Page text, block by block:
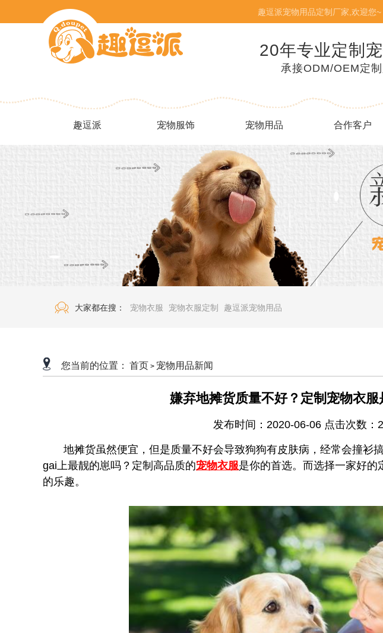
趣逗派宠物用品定制厂家,欢迎您~
20年专业定制
承接ODM/OEM定
趣逗派 宠物服饰 宠物用品 合作客户
大家都在搜： 宠物衣服 宠物衣服定制 趣逗派宠物用品
您当前的位置： 首页 > 宠物用品新闻
嫌弃地摊货质量不好？定制宠物衣服
发布时间：2020-06-06 点击次数：
地摊货虽然便宜，但是质量不好会导致狗狗有皮肤病，经常会撞衫
gai上最靓的崽吗？定制高品质的宠物衣服是你的首选。而选择一家好的
的乐趣。